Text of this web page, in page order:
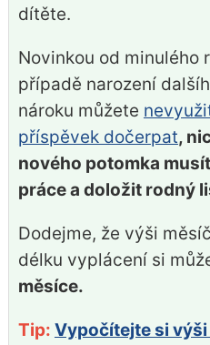
dítěte.
Novinkou od minulého
případě narození
nároku můžete
příspěvek dočerpat,
nového potomka
práce a doložit rodný
Dodejme, že výši
délku vyplácení si
měsíce.
Tip: Vypočítejte si